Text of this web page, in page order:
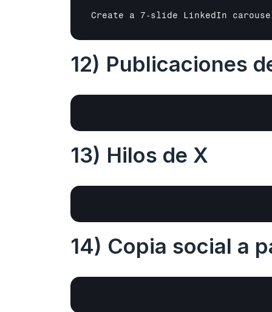
Create a 7‑slide LinkedIn
12) Publicaciones
13) Hilos de X
14) Copia social a